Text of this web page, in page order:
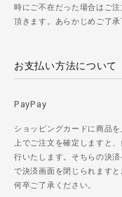
時にご不在だった場合はご
頂きます。あらかじめご了承
お支払い方法について
PayPay
ショッピングカードに商品
上でご注文を確定しますと
行いたします。そちらの決
で決済画面を閉じられます
何卒ご了承ください。